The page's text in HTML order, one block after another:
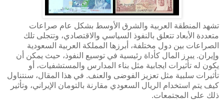
تشهد المنطقة العربية والشرق الأوسط بشكل عام صراعات
متعددة الأبعاد تتعلق بالنفوذ السياسي والاقتصادي، وتتجلى تلك
الصراعات بين دول مختلفة، أبرزها المملكة العربية السعودية
وإيران. يبرز المال كأداة رئيسية في توسيع النفوذ، حيث يمكن أن
يكون له تأثيرات ايجابية مثل بناء المدارس والمستشفيات، أو
تأثيرات سلبية مثل تعزيز الفوضى والعنف. في هذا المقال، سنتناول
كيف يتم استخدام الريال السعودي مقارنة بالتومان الإيراني، وتأثير
ذلك على المجتمعات.